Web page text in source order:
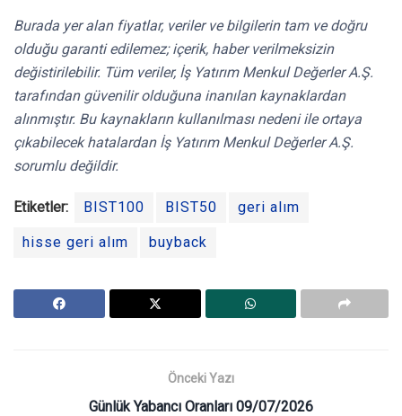
Burada yer alan fiyatlar, veriler ve bilgilerin tam ve doğru
olduğu garanti edilemez; içerik, haber verilmeksizin
değistirilebilir. Tüm veriler, İş Yatırım Menkul Değerler A.Ş.
tarafından güvenilir olduğuna inanılan kaynaklardan
alınmıştır. Bu kaynakların kullanılması nedeni ile ortaya
çıkabilecek hatalardan İş Yatırım Menkul Değerler A.Ş.
sorumlu değildir.
Etiketler: BIST100 BIST50 geri alım
hisse geri alım buyback
Önceki Yazı
Günlük Yabancı Oranları 09/07/2026